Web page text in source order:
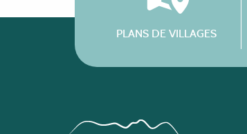
PLANS DE VILLAGES